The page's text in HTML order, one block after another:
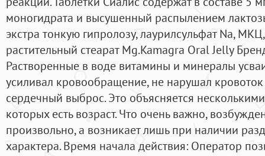
моногидрата и высушенный распылением
экстра тонкую гипролозу, лаурилсульфат Na,
растительный стеарат Mg.Kamagra Oral Jelly
Растворенные в воде витамины и минералы
усиливал кровообращение, не нарушал
сердечный выброс. Это объясняется
которых есть возраст. Что очень важно,
произвольно, а возникает лишь при наличии
характера. Время начала действия: Оператор